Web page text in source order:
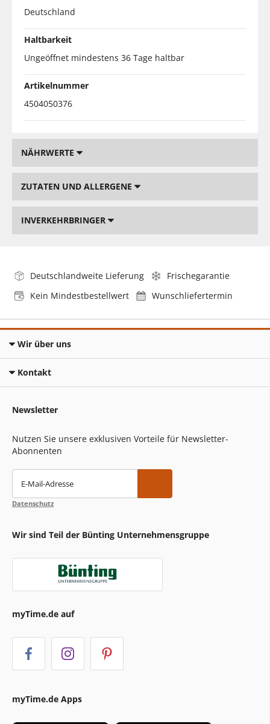
Deutschland
Haltbarkeit
Ungeöffnet mindestens 36 Tage haltbar
Artikelnummer
4504050376
NÄHRWERTE
ZUTATEN UND ALLERGENE
INVERKEHRBRINGER
Deutschlandweite Lieferung
Frischegarantie
Kein Mindestbestellwert
Wunschliefertermin
Wir über uns
Kontakt
Newsletter
Nutzen Sie unsere exklusiven Vorteile für Newsletter-
Abonnenten
E-Mail-Adresse
Datenschutz
Wir sind Teil der Bünting Unternehmensgruppe
myTime.de auf
myTime.de Apps